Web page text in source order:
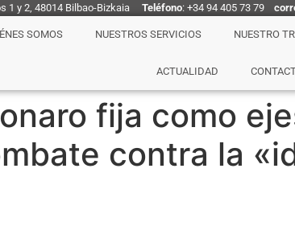
1 y 2, 48014 Bilbao-Bizkaia Teléfono: +34 94 405 73 79
SOMOS NUESTROS SERVICIOS NUESTRO
ACTUALIDAD
fija como
contra la